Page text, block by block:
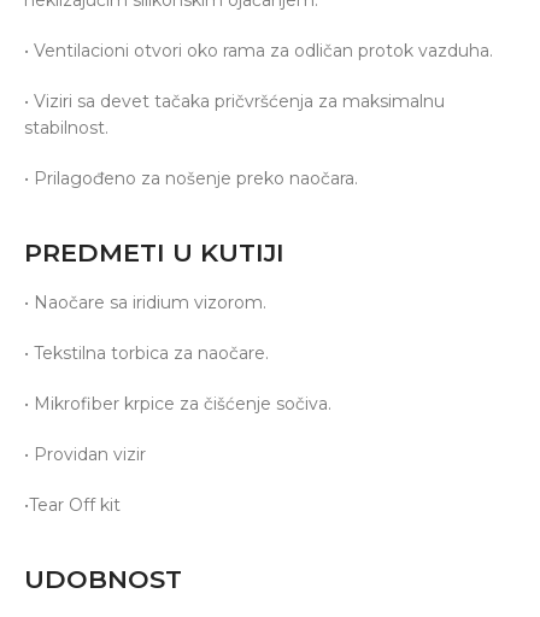
• Ventilacioni otvori oko rama za odličan protok vazduha.
• Viziri sa devet tačaka pričvršćenja za maksimalnu
stabilnost.
• Prilagođeno za nošenje preko naočara.
PREDMETI U KUTIJI
• Naočare sa iridium vizorom.
• Tekstilna torbica za naočare.
• Mikrofiber krpice za čišćenje sočiva.
• Providan vizir
•Tear Off kit
UDOBNOST